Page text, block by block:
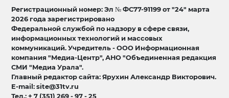
Регистрационный номер: Эл № ФС77-91199 от "24" марта
2026 года зарегистрировано
Федеральной службой по надзору в сфере связи,
информационных технологий и массовых
коммуникаций. Учредитель - ООО Информационная
компания "Медиа-Центр", АНО "Объединенная редакция
СМИ "Медиа Урала".
Главный редактор сайта: Ярухин Александр Викторович.
E-mail: site@31tv.ru
Тел.: + 7 (351) 269 - 97 - 25